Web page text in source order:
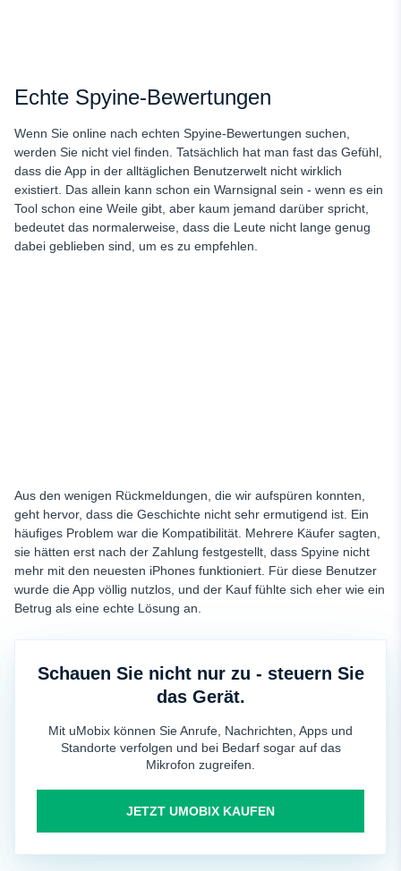
Echte Spyine-Bewertungen
Wenn Sie online nach echten Spyine-Bewertungen suchen,
werden Sie nicht viel finden. Tatsächlich hat man fast das Gefühl,
dass die App in der alltäglichen Benutzerwelt nicht wirklich
existiert. Das allein kann schon ein Warnsignal sein - wenn es ein
Tool schon eine Weile gibt, aber kaum jemand darüber spricht,
bedeutet das normalerweise, dass die Leute nicht lange genug
dabei geblieben sind, um es zu empfehlen.
Aus den wenigen Rückmeldungen, die wir aufspüren konnten,
geht hervor, dass die Geschichte nicht sehr ermutigend ist. Ein
häufiges Problem war die Kompatibilität. Mehrere Käufer sagten,
sie hätten erst nach der Zahlung festgestellt, dass Spyine nicht
mehr mit den neuesten iPhones funktioniert. Für diese Benutzer
wurde die App völlig nutzlos, und der Kauf fühlte sich eher wie ein
Betrug als eine echte Lösung an.
Schauen Sie nicht nur zu - steuern Sie
das Gerät.
Mit uMobix können Sie Anrufe, Nachrichten, Apps und
Standorte verfolgen und bei Bedarf sogar auf das
Mikrofon zugreifen.
JETZT UMOBIX KAUFEN